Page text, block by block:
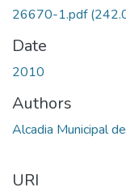
26670-1.pdf
Date
2010
Authors
Alcadia Municipal
URI